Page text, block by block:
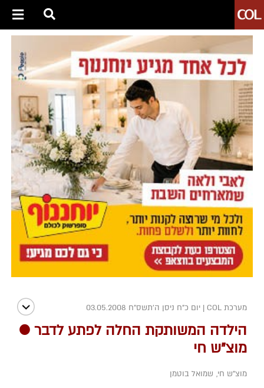
מערכת COL | יום כ"ח ניסן ה׳תשס״ח 03.05.2008
הילדה המשותקת החלה לפתע לדבר ●
מוצ"ש חי
מוצ"ש חי, שמואל בוטמן